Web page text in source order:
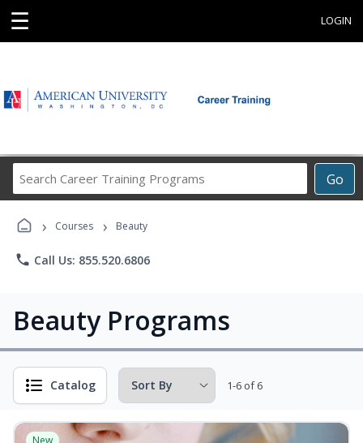
☰ LOGIN
Go
Career
› Courses › Beauty
phone Call Us: 855.520.6806
Beauty Programs
Catalog 1-6 of 6
New